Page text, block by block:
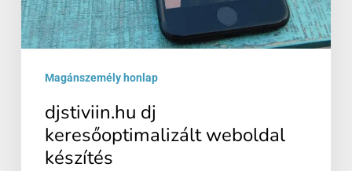
Magánszemély honlap
djstiviin.hu dj
keresőoptimalizált weboldal
készítés